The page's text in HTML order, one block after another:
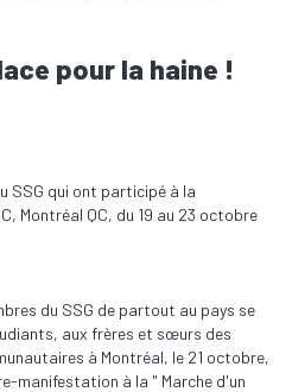
pour la haine !
SSG qui ont participé à la
Montréal QC, du 19 au 23 octobre
du SSG de partout au pays se
aux frères et sœurs des
à Montréal, le 21 octobre,
manifestation à la " Marche d'un